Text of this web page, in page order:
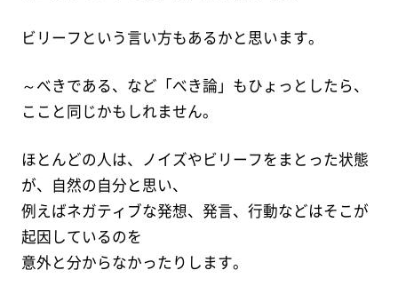
ビリーフという言い方もあるかと思います。
～べきである、など「べき論」もひょっとしたら、
ここと同じかもしれません。
ほとんどの人は、ノイズやビリーフをまとった状態
が、自然の自分と思い、
例えばネガティブな発想、発言、行動などはそこが
起因しているのを
意外と分からなかったりします。